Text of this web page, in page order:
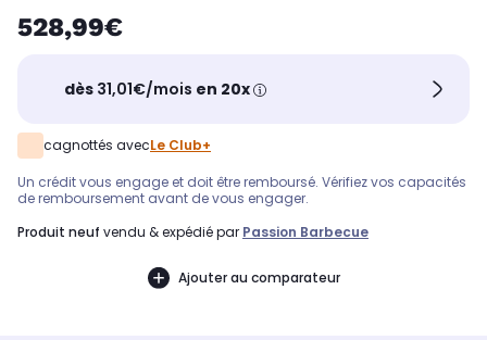
528,99€
dès 31,01€/mois en 20x
cagnottés avecLe Club+
Un crédit vous engage et doit être remboursé. Vérifiez vos capacités
de remboursement avant de vous engager.
produit neuf vendu & expédié par Passion Barbecue
Ajouter au comparateur